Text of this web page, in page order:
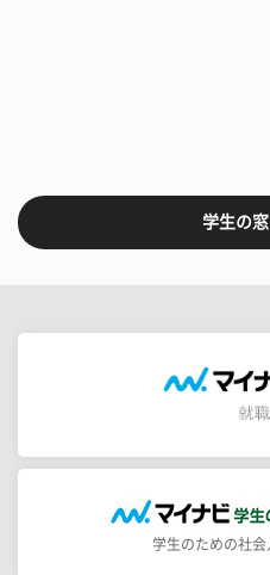
学生の
学生のための社